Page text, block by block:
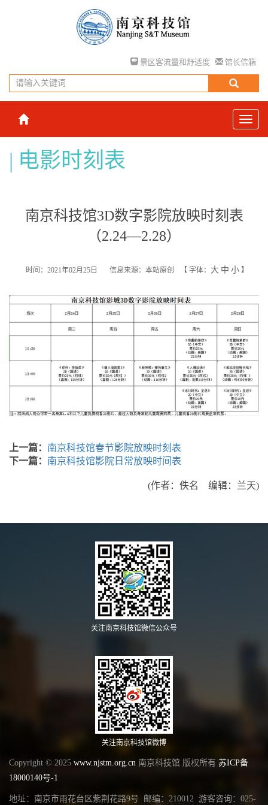
景区客流量和舒适度 馆长信箱
电影时刻表
南京科技馆3D数字影院放映时刻表
（2.24—2.28）
时间：2021年02月25日 信息来源：本站原创 【 字体： 大 中 小 】
上一篇： 南京科技馆春节影院放映时刻表
下一篇： 南京科技馆影院日常放映时间表
(作者：佚名 编辑：兰天)
关注南京科技馆微信公众号
关注南京科技馆微博
Copyright © 2025 www.njstm.org.cn 南京科技馆 版权所有 苏ICP备
18000140号-1
地址：南京市雨花台区紫荆花路9号 邮编：210012 游客咨询：025-